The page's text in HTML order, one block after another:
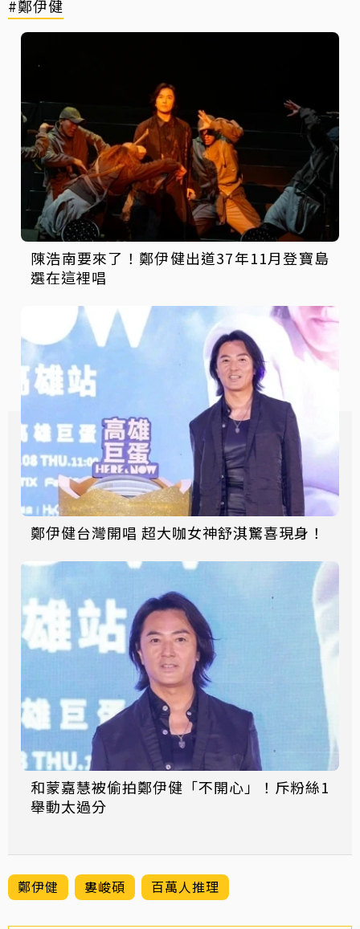
#鄭伊健
陳浩南要來了！鄭伊健出道37年11月登寶島
選在這裡唱
鄭伊健台灣開唱 超大咖女神舒淇驚喜現身！
和蒙嘉慧被偷拍鄭伊健「不開心」！斥粉絲1
舉動太過分
鄭伊健 婁峻碩 百萬人推理